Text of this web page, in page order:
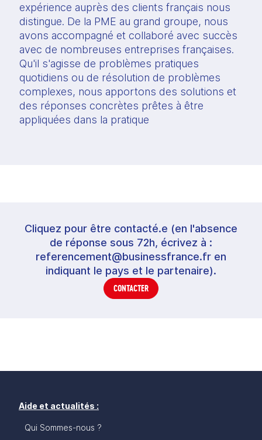
expérience auprès des clients français nous
distingue. De la PME au grand groupe, nous
avons accompagné et collaboré avec succès
avec de nombreuses entreprises françaises.
Qu'il s'agisse de problèmes pratiques
quotidiens ou de résolution de problèmes
complexes, nous apportons des solutions et
des réponses concrètes prêtes à être
appliquées dans la pratique
Cliquez pour être contacté.e (en l'absence
de réponse sous 72h, écrivez à :
referencement@businessfrance.fr en
indiquant le pays et le partenaire).
CONTACTER
Aide et actualités :
Qui Sommes-nous ?